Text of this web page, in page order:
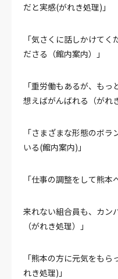
だと実感(がれき処理)」
「気さくに話しかけて
ださる（館内案内）」
「重労働もあるが、も
想えばがんばれる（がれ
「さまざまな形態のボ
いる(館内案内)」
「仕事の調整をして熊本
来れない組合員も、カン
（がれき処理）」
「熊本の方に元気をも
れき処理)」